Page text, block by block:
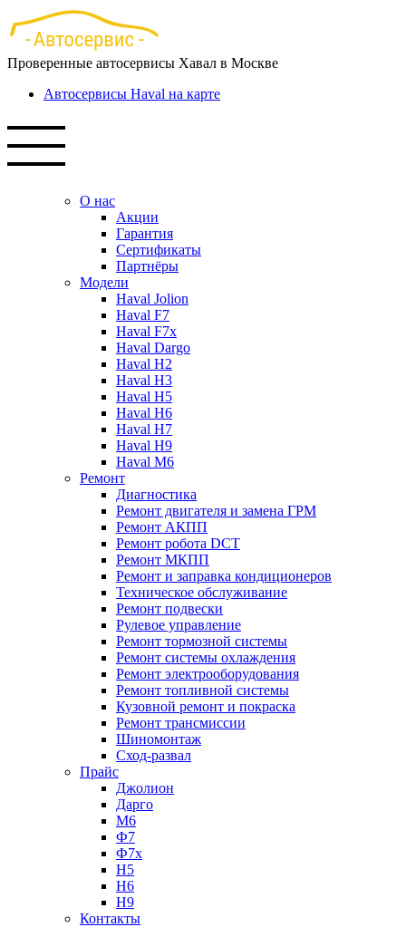
Перейти
к
основному
содержанию
Проверенные автосервисы Хавал в Москве
Автосервисы Haval на карте
О нас
Акции
Гарантия
Сертификаты
Партнёры
Модели
Haval Jolion
Haval F7
Haval F7x
Haval Dargo
Haval H2
Haval H3
Haval H5
Haval H6
Haval H7
Haval H9
Haval M6
Ремонт
Диагностика
Ремонт двигателя и замена ГРМ
Ремонт АКПП
Ремонт робота DCT
Ремонт МКПП
Ремонт и заправка кондиционеров
Техническое обслуживание
Ремонт подвески
Рулевое управление
Ремонт тормозной системы
Ремонт системы охлаждения
Ремонт электрооборудования
Ремонт топливной системы
Кузовной ремонт и покраска
Ремонт трансмиссии
Шиномонтаж
Сход-развал
Прайс
Джолион
Дарго
М6
Ф7
Ф7х
Н5
Н6
Н9
Контакты